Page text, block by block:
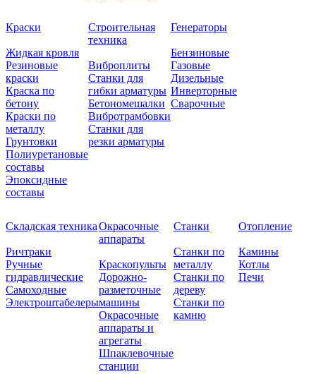
Краски
Жидкая кровля
Резиновые
краски
Краска по
бетону
Краски по
металлу
Грунтовки
Полиуретановые
составы
Эпоксидные
составы
Строительная
техника
Виброплиты
Станки для
гибки арматуры
Бетономешалки
Вибротрамбовки
Станки для
резки арматуры
Генераторы
Бензиновые
Газовые
Дизельные
Инверторные
Сварочные
Складская техника
Ричтраки
Ручные
гидравлические
Самоходные
Электроштабелеры
Окрасочные
аппараты
Краскопульты
Дорожно-
разметочные
машины
Окрасочные
аппараты и
агрегаты
Шпаклевочные
станции
Станки
Станки по
металлу
Станки по
дереву
Станки по
камню
Отопление
Камины
Котлы
Печи